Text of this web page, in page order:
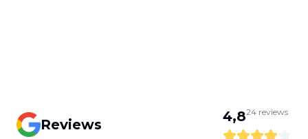
Reviews 4,824 reviews